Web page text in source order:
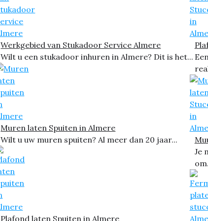
Werkgebied van Stukadoor Service Almere
Wilt u een stukadoor inhuren in Almere? Dit is het...
Muren laten Spuiten in Almere
Wilt u uw muren spuiten? Al meer dan 20 jaar...
Plafond laten Spuiten in Almere
Je